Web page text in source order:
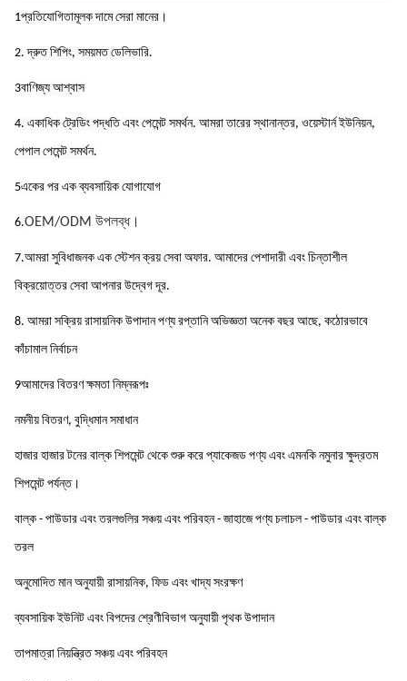
1প্রতিযোগিতামূলক দামে সেরা মানের।
2. দ্রুত শিপিং, সময়মত ডেলিভারি.
3বাণিজ্য আশ্বাস
4. একাধিক ট্রেডিং পদ্ধতি এবং পেমেন্ট সমর্থন. আমরা তারের স্থানান্তর, ওয়েস্টার্ন ইউনিয়ন,
পেপাল পেমেন্ট সমর্থন.
5একের পর এক ব্যবসায়িক যোগাযোগ
6.OEM/ODM উপলব্ধ।
7.আমরা সুবিধাজনক এক স্টেশন ক্রয় সেবা অফার. আমাদের পেশাদারী এবং চিন্তাশীল
বিক্রয়োত্তর সেবা আপনার উদ্বেগ দূর.
8. আমরা সক্রিয় রাসায়নিক উপাদান পণ্য রপ্তানি অভিজ্ঞতা অনেক বছর আছে, কঠোরভাবে
কাঁচামাল নির্বাচন
9আমাদের বিতরণ ক্ষমতা নিম্নরূপঃ
নমনীয় বিতরণ, বুদ্ধিমান সমাধান
হাজার হাজার টনের বাল্ক শিপমেন্ট থেকে শুরু করে প্যাকেজড পণ্য এবং এমনকি নমুনার ক্ষুদ্রতম
শিপমেন্ট পর্যন্ত।
বাল্ক - পাউডার এবং তরলগুলির সঞ্চয় এবং পরিবহন - জাহাজে পণ্য চলাচল - পাউডার এবং বাল্ক
তরল
অনুমোদিত মান অনুযায়ী রাসায়নিক, ফিড এবং খাদ্য সংরক্ষণ
ব্যবসায়িক ইউনিট এবং বিপদের শ্রেণীবিভাগ অনুযায়ী পৃথক উপাদান
তাপমাত্রা নিয়ন্ত্রিত সঞ্চয় এবং পরিবহন